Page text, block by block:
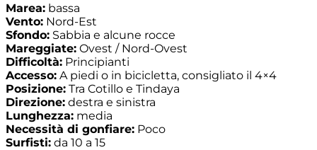
Marea: bassa
Vento: Nord-Est
Sfondo: Sabbia e alcune rocce
Mareggiate: Ovest / Nord-Ovest
Difficoltà: Principianti
Accesso: A piedi o in bicicletta, consigliato il 4×4
Posizione: Tra Cotillo e Tindaya
Direzione: destra e sinistra
Lunghezza: media
Necessità di gonfiare: Poco
Surfisti: da 10 a 15